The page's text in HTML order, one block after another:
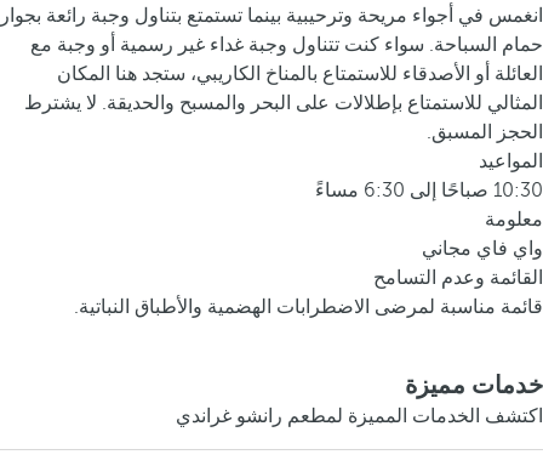
انغمس في أجواء مريحة وترحيبية بينما تستمتع بتناول وجبة رائعة بجوار
حمام السباحة. سواء كنت تتناول وجبة غداء غير رسمية أو وجبة مع
العائلة أو الأصدقاء للاستمتاع بالمناخ الكاريبي، ستجد هنا المكان
المثالي للاستمتاع بإطلالات على البحر والمسبح والحديقة. لا يشترط
الحجز المسبق.
المواعيد
10:30 صباحًا إلى 6:30 مساءً
معلومة
واي فاي مجاني
القائمة وعدم التسامح
قائمة مناسبة لمرضى الاضطرابات الهضمية والأطباق النباتية.
خدمات مميزة
اكتشف الخدمات المميزة لمطعم رانشو غراندي